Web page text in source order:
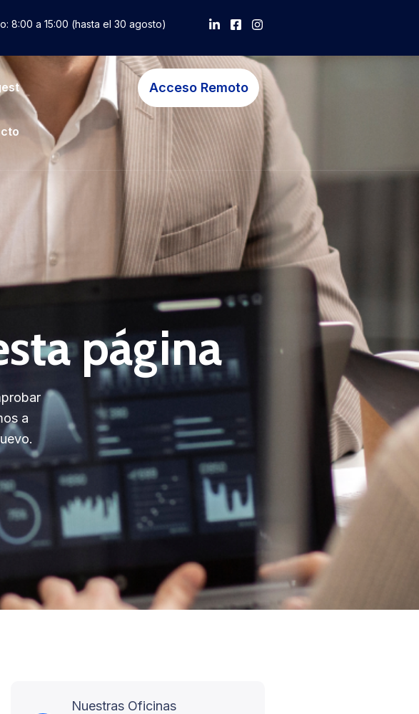
8:00 a 15:00 (hasta el 30 agosto)
Acceso Remoto
página
a
Nuestras Oficinas